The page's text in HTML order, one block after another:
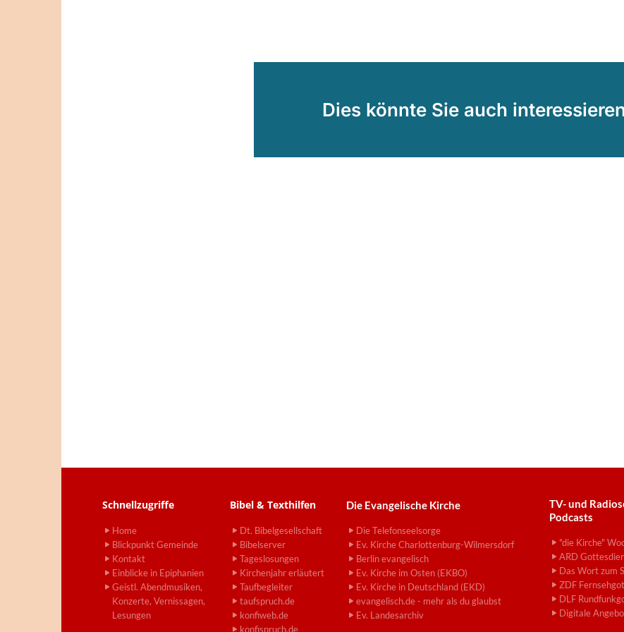
Dies könnte Sie auch
Schnellzugriffe
Home
Blickpunkt Gemeinde
Kontakt
Einblicke in Epiphanien
Geistl. Abendmusiken,
Konzerte, Vernissagen,
Lesungen
Bibel & Texthilfen
Dt. Bibelgesellschaft
Bibelserver
Tageslosungen
Kirchenjahr erläutert
Taufbegleiter
taufspruch.de
konfiweb.de
konfispruch.de
Die Evangelische Kirche
Die Telefonseelsorge
Ev. Kirche Charlottenburg-Wilmersdorf
Berlin evangelisch
Ev. Kirche im Osten (EKBO)
Ev. Kirche in Deutschland (EKD)
evangelisch.de - mehr als du glaubst
Ev. Landesarchiv
TV- und
Podcasts
"die Kirche"
ARD
Das Wort zum
ZDF
DLF
Digitale